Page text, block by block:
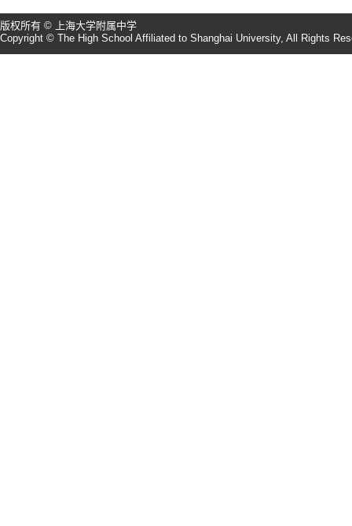
版权所有 © 上海大学附属中学
Copyright © The High School Affiliated to Shanghai University, All Rights